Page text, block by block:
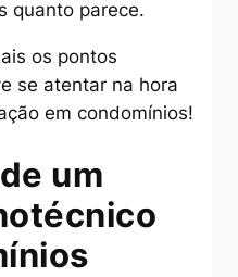
quanto parece.
os pontos
se atentar na hora
em condomínios!
um